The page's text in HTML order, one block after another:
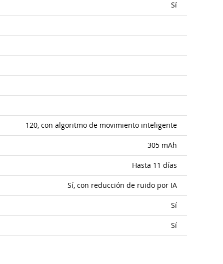
Sí
120, con algoritmo de movimiento inteligente
305 mAh
Hasta 11 días
Sí, con reducción de ruido por IA
Sí
Sí